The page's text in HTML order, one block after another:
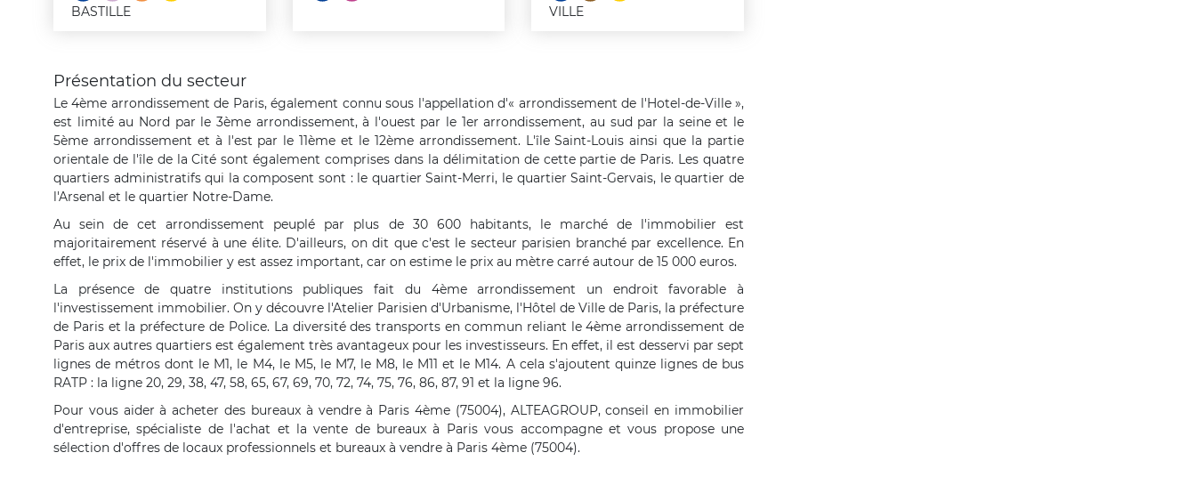
BASTILLE
VILLE
Présentation du secteur
Le 4ème arrondissement de Paris, également connu sous l'appellation d'« arrondissement de l'Hotel-de-Ville »,
est limité au Nord par le 3ème arrondissement, à l'ouest par le 1er arrondissement, au sud par la seine et le
5ème arrondissement et à l'est par le 11ème et le 12ème arrondissement. L'île Saint-Louis ainsi que la partie
orientale de l'île de la Cité sont également comprises dans la délimitation de cette partie de Paris. Les quatre
quartiers administratifs qui la composent sont : le quartier Saint-Merri, le quartier Saint-Gervais, le quartier de
l'Arsenal et le quartier Notre-Dame.
Au sein de cet arrondissement peuplé par plus de 30 600 habitants, le marché de l'immobilier est
majoritairement réservé à une élite. D'ailleurs, on dit que c'est le secteur parisien branché par excellence. En
effet, le prix de l'immobilier y est assez important, car on estime le prix au mètre carré autour de 15 000 euros.
La présence de quatre institutions publiques fait du 4ème arrondissement un endroit favorable à
l'investissement immobilier. On y découvre l'Atelier Parisien d'Urbanisme, l'Hôtel de Ville de Paris, la préfecture
de Paris et la préfecture de Police. La diversité des transports en commun reliant le 4ème arrondissement de
Paris aux autres quartiers est également très avantageux pour les investisseurs. En effet, il est desservi par sept
lignes de métros dont le M1, le M4, le M5, le M7, le M8, le M11 et le M14. A cela s'ajoutent quinze lignes de bus
RATP : la ligne 20, 29, 38, 47, 58, 65, 67, 69, 70, 72, 74, 75, 76, 86, 87, 91 et la ligne 96.
Pour vous aider à acheter des bureaux à vendre à Paris 4ème (75004), ALTEAGROUP, conseil en immobilier
d'entreprise, spécialiste de l'achat et la vente de bureaux à Paris vous accompagne et vous propose une
sélection d'offres de locaux professionnels et bureaux à vendre à Paris 4ème (75004).